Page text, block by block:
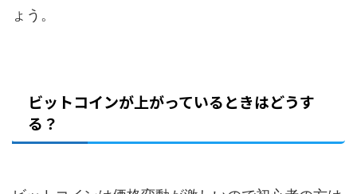
ょう。
ビットコインが上がっているときはどうす
る？